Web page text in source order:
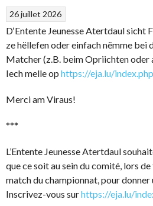
26 juillet 2026
D‘Entente Jeunesse Atertdaul
ze hëllefen oder einfach nëmme
Matcher (z.B. beim Opriichten oder
Iech melle op https://eja.lu/
Merci am Viraus!
***
L’Entente Jeunesse Atertdaul
que ce soit au sein du comité, lors
match du championnat, pour donner
Inscrivez-vous surhttps://eja.lu/